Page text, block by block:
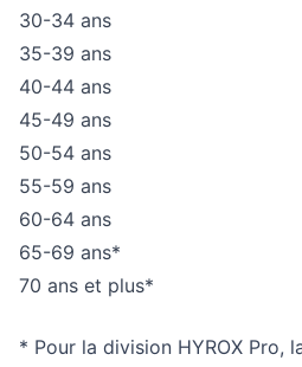
30-34 ans
35-39 ans
40-44 ans
45-49 ans
50-54 ans
55-59 ans
60-64 ans
65-69 ans*
70 ans et plus*
* Pour la division HYROX Pro,